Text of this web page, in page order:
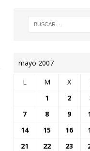
mayo 2007
L M X
1 2
7
8 9
14
15 16
21
22 23